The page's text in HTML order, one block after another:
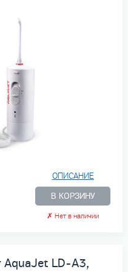
ОПИСАНИЕ
В КОРЗИНУ
✗ Нет в наличии
LD-A3,